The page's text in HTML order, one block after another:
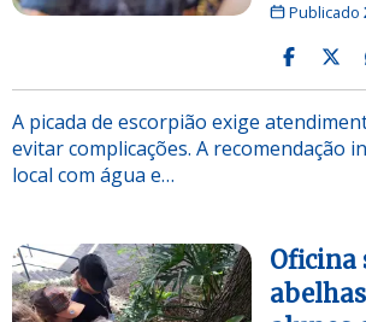
Publicado
A picada de escorpião exige
evitar complicações. A recomendação
local com água e…
Oficina